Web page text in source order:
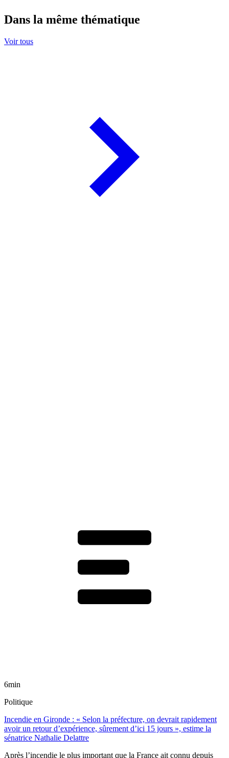
Dans la même thématique
Voir tous
6min
Politique
Incendie en Gironde : « Selon la préfecture, on devrait rapidement
avoir un retour d’expérience, sûrement d’ici 15 jours », estime la
sénatrice Nathalie Delattre
Après l’incendie le plus important que la France ait connu depuis